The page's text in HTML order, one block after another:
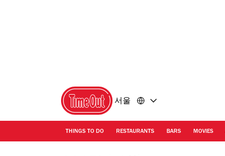
서울
THINGS TO DO RESTAURANTS BARS MOVIES